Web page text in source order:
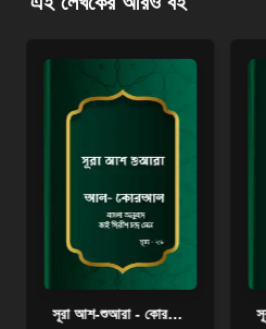
সূরা আশ-শুআরা - কোরআন শরীফ বাংলা অনুবাদ - সূরা ২৬